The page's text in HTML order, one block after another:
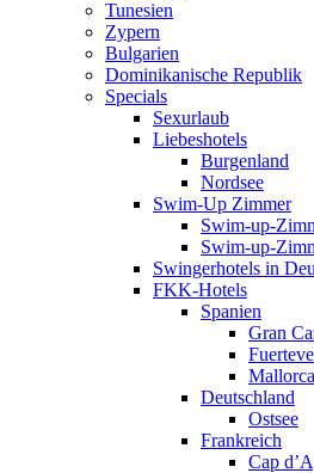
Tunesien
Zypern
Bulgarien
Dominikanische Republik
Specials
Sexurlaub
Liebeshotels
Burgenland
Nordsee
Swim-Up Zimmer
Swim-up-
Swim-up-
Swingerhotels in
FKK-Hotels
Spanien
Gran
Mallorca
Deutschland
Ostsee
Frankreich
Cap